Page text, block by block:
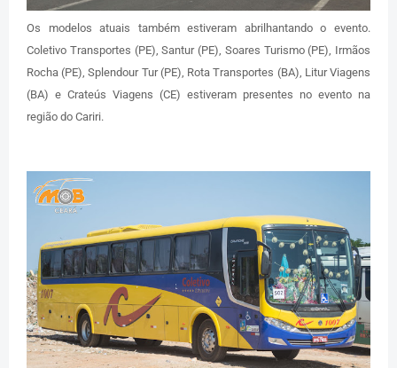
Os modelos atuais também estiveram abrilhantando o evento.
Coletivo Transportes (PE), Santur (PE), Soares Turismo (PE), Irmãos
Rocha (PE), Splendour Tur (PE), Rota Transportes (BA), Litur Viagens
(BA) e Crateús Viagens (CE) estiveram presentes no evento na
região do Cariri.